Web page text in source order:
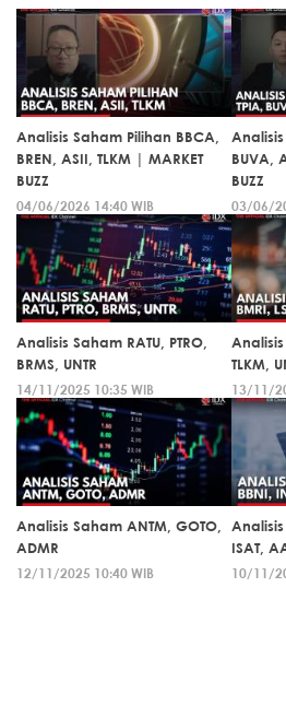
Analisis Saham Pilihan BBCA,
BREN, ASII, TLKM | MARKET
BUZZ
04/06/2026 14:40 WIB
Analisis
BUVA,
BUZZ
03/06/
Analisis Saham RATU, PTRO,
BRMS, UNTR
14/11/2025 10:35 WIB
Analisis
TLKM,
13/11/
Analisis Saham ANTM, GOTO,
ADMR
12/11/2025 10:40 WIB
Analisis
ISAT,
10/11/